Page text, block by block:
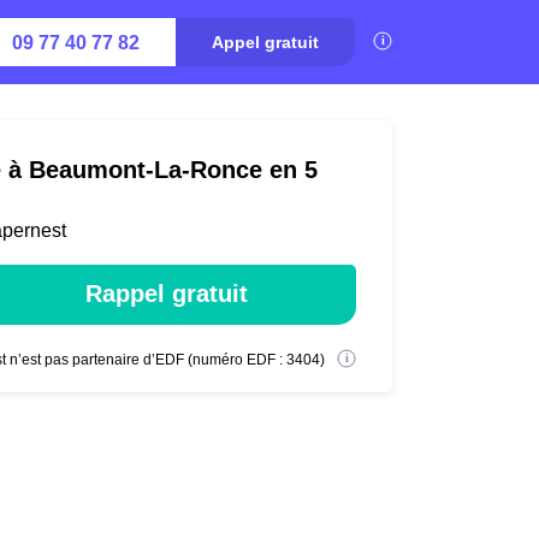
09 77 40 77 82 Appel gratuit
Beaumont-La-Ronce en 5
Rappel gratuit
n’est pas partenaire d’EDF (numéro EDF : 3404)